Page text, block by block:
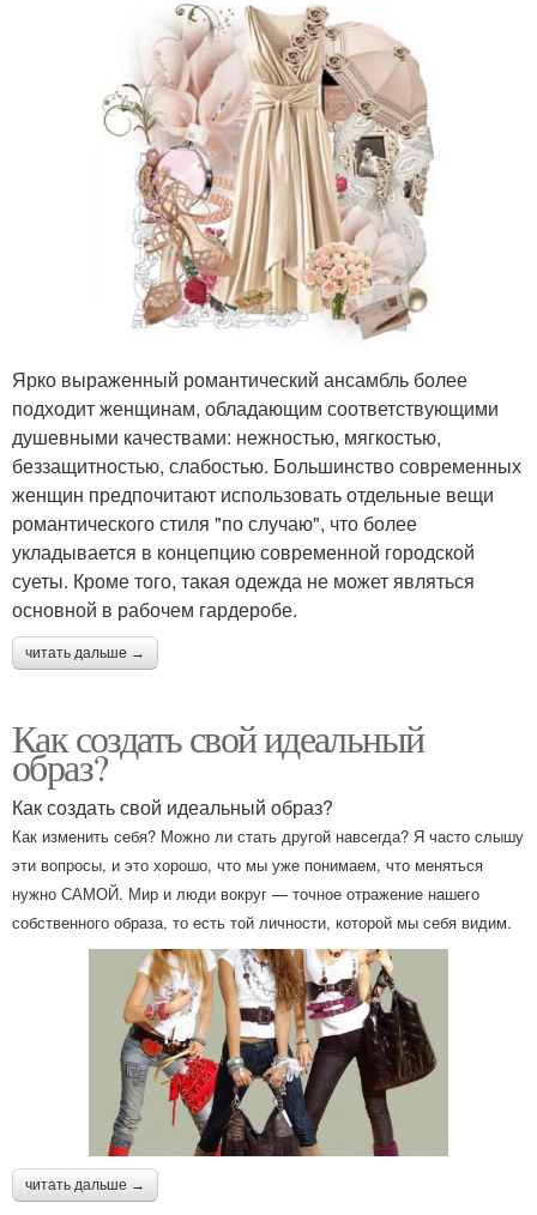
Ярко выраженный романтический ансамбль более
подходит женщинам, обладающим соответствующими
душевными качествами: нежностью, мягкостью,
беззащитностью, слабостью. Большинство современных
женщин предпочитают использовать отдельные вещи
романтического стиля "по случаю", что более
укладывается в концепцию современной городской
суеты. Кроме того, такая одежда не может являться
основной в рабочем гардеробе.
читать дальше →
Как создать свой идеальный
образ?
Как создать свой идеальный образ?
Как изменить себя? Можно ли стать другой навсегда? Я часто слышу
эти вопросы, и это хорошо, что мы уже понимаем, что меняться
нужно САМОЙ. Мир и люди вокруг — точное отражение нашего
собственного образа, то есть той личности, которой мы себя видим.
читать дальше →